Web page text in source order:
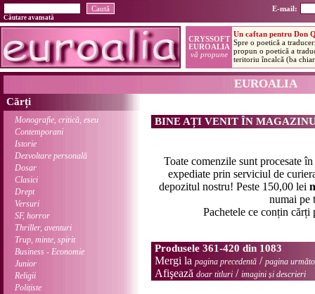
E-mail:
Căutare avansată
EUROALIA
Cărți
Monografie, critică, eseu
Contemporani
Istorie
Dezvoltare personală
Dosar
Clasici
Drept
Versuri
SF, horror
Thriller, aventuri
Trup, minte, spirit
Business - Economie
Junior
Religii
Polițiste
BINE AȚI VENIT ÎN
Toate comenzile sunt procesate în
expediate prin serviciul de
depozitul nostru! Peste 150,00 lei
numai pe
Pachetele ce conțin cărți
Produsele 361-420 din 1083
Mergi la pagina precedentă / pagina
Afişează doar titluri / imagini și descrieri